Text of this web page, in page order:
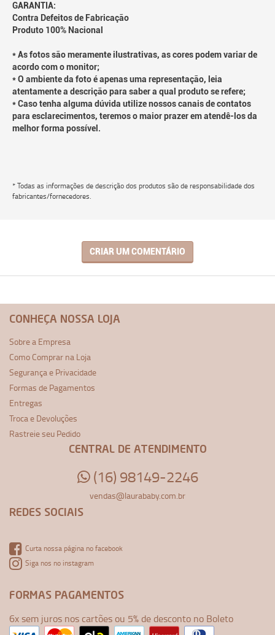
GARANTIA:
Contra Defeitos de Fabricação
Produto 100% Nacional
* As fotos são meramente ilustrativas, as cores podem variar de
acordo com o monitor;
* O ambiente da foto é apenas uma representação, leia
atentamente a descrição para saber a qual produto se refere;
* Caso tenha alguma dúvida utilize nossos canais de contatos
para esclarecimentos, teremos o maior prazer em atendê-los da
melhor forma possível.
* Todas as informações de descrição dos produtos são de responsabilidade dos
fabricantes/fornecedores.
CRIAR UM COMENTÁRIO
CONHEÇA NOSSA LOJA
Sobre a Empresa
Como Comprar na Loja
Segurança e Privacidade
Formas de Pagamentos
Entregas
Troca e Devoluções
Rastreie seu Pedido
CENTRAL DE ATENDIMENTO
(16) 98149-2246
vendas@laurababy.com.br
REDES SOCIAIS
Curta nossa página no facebook
Siga nos no instagram
FORMAS PAGAMENTOS
6x sem juros nos cartões ou 5% de desconto no Boleto